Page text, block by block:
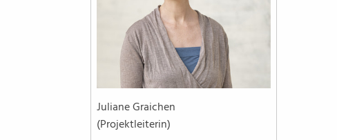
Juliane Graichen
(Projektleiterin)